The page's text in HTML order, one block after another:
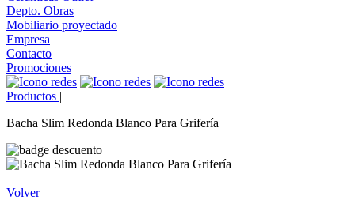
Depto. Obras
Mobiliario proyectado
Empresa
Contacto
Promociones
Productos |
Bacha Slim Redonda Blanco Para Grifería
Volver